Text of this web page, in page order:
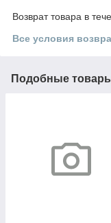
Возврат товара в
Все условия
Подобные